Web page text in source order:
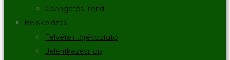
Csengetési rend
Beiskolázás
Felvételi tájékoztató
Jelentkezési lap